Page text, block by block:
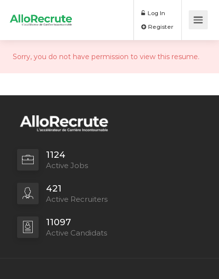
Log In
Sorry, you do not have permission to view this resume.
1124
Active Jobs
421
Active Recruiters
11097
Active Candidats